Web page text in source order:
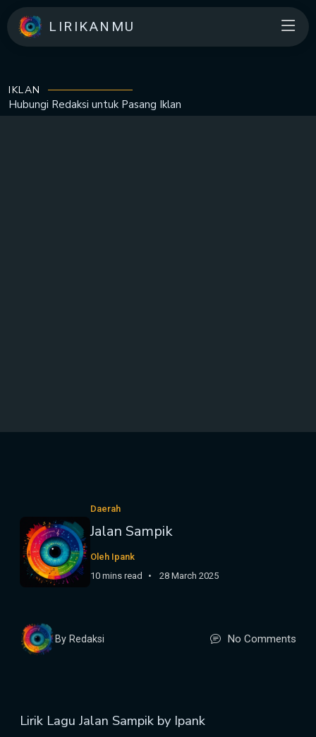
LIRIKANMU
IKLAN
Hubungi Redaksi untuk Pasang Iklan
Daerah
Jalan Sampik
Oleh Ipank
10 mins read
28 March 2025
By Redaksi No Comments
Lirik Lagu Jalan Sampik by Ipank